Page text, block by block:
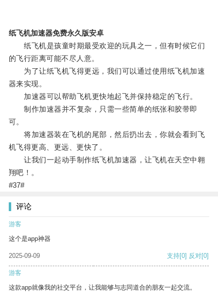
纸飞机加速器免费永久版安卓
纸飞机是孩童时期最受欢迎的玩具之一，但有时候它们
的飞行距离可能不尽人意。
为了让纸飞机飞得更远，我们可以通过使用纸飞机加速
器来实现。
加速器可以帮助飞机更快地起飞并保持稳定的飞行。
制作加速器并不复杂，只需一些简单的纸张和胶带即
可。
将加速器装在飞机的尾部，然后扔出去，你就会看到飞
机飞得更高、更远、更快了。
让我们一起动手制作纸飞机加速器，让飞机在天空中翱
翔吧！。
#37#
评论
游客
这个是app神器
2025-09-09 支持[0] 反对[0]
游客
这款app就像我的社交平台，让我能够与志同道合的朋友一起交流。